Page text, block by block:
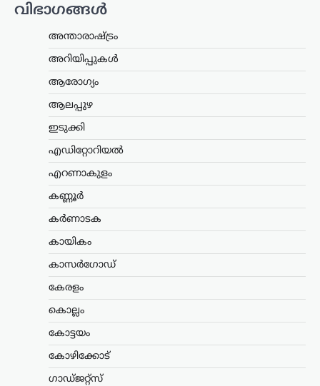
വിഭാഗങ്ങൾ
അന്താരാഷ്ട്രം
അറിയിപ്പുകൾ
ആരോഗ്യം
ആലപ്പുഴ
ഇടുക്കി
എഡിറ്റോറിയൽ
എറണാകുളം
കണ്ണൂർ
കർണാടക
കായികം
കാസർഗോഡ്
കേരളം
കൊല്ലം
കോട്ടയം
കോഴിക്കോട്
ഗാഡ്ജറ്റ്സ്
സ്വാതന്ത്ര്യദിനാഘോഷങ്ങളിൽ
വന്ദേമാതരം പൂർണമായി
ആലപിക്കണം;
നിർദേശവുമായി
സംസ്ഥാന സർക്കാർ
ന്യൂസ് ഡെസ്ക്
ഓഗസ്റ്റ്‌ 8, 2026
സ്വാതന്ത്ര്യദിനാഘോഷങ്ങളിൽ
ആലപിക്കണമെന്ന നിർദേശവുമായി
സംസ്ഥാന സർക്കാർ. ചീഫ് സെക്രട്ടറി
തദ്ദേശ വകുപ്പ് സെക്രട്ടറിക്ക് നൽകിയ
കത്തിലൂടെയാണ് നിർദേശം
വന്ദേമാതരം ആലപിക്കുന്നതുമായി…
ലേറ്റസ്റ്റ് ന്യൂസ്
ഇന്ത്യക്കും ചൈനക്കും
100% വരെ തീരുവ;
നിർണായക ബില്ലിന്
യുഎസ് സെനറ്റ്
അംഗീകാരം